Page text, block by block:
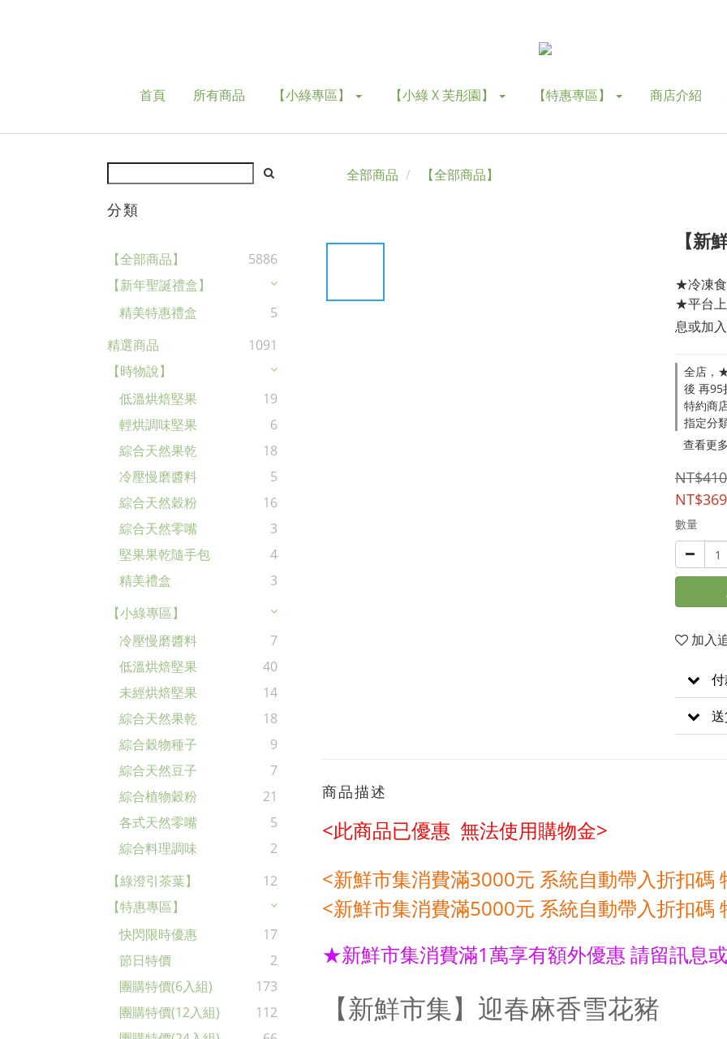
首頁 所有商品 【小綠專區】 【小綠 X 芙彤園】 【特惠專區】 商店介紹
分類
【全部商品】
5886
【新年聖誕禮盒】
精美特惠禮盒
5
精選商品
1091
【時物說】
低溫烘焙堅果
19
輕烘調味堅果
6
綜合天然果乾
18
冷壓慢磨醬料
5
綜合天然穀粉
16
綜合天然零嘴
3
堅果果乾隨手包
4
精美禮盒
3
【小綠專區】
冷壓慢磨醬料
7
低溫烘焙堅果
40
未經烘焙堅果
14
綜合天然果乾
18
綜合穀物種子
9
綜合天然豆子
7
綜合植物穀粉
21
各式天然零嘴
5
綜合料理調味
2
【綠澄引茶葉】
12
【特惠專區】
快閃限時優惠
17
節日特價
2
團購特價(6入組)
173
團購特價(12入組)
112
全部商品 【全部商品】
【新
★冷凍食
★平台上
息或加
全店，
後 再
特約商
指定分
查看更多
NT$410
NT$369
數量
加入
商品描述
<此商品已優惠 無法使用購物金>
<新鮮市集消費滿3000元 系統自動帶入折扣碼
<新鮮市集消費滿5000元 系統自動帶入折扣碼
★新鮮市集消費滿1萬享有額外優惠 請留訊息
【新鮮市集】 迎春麻香雪花豬